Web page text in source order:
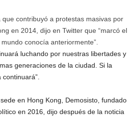
contribuyó a protestas masivas por
en 2014, dijo en Twitter que “marcó el
conocía anteriormente”.
luchando por nuestras libertades y
generaciones de la ciudad. Si la
en Hong Kong, Demosisto, fundado
en 2016, dijo después de la noticia